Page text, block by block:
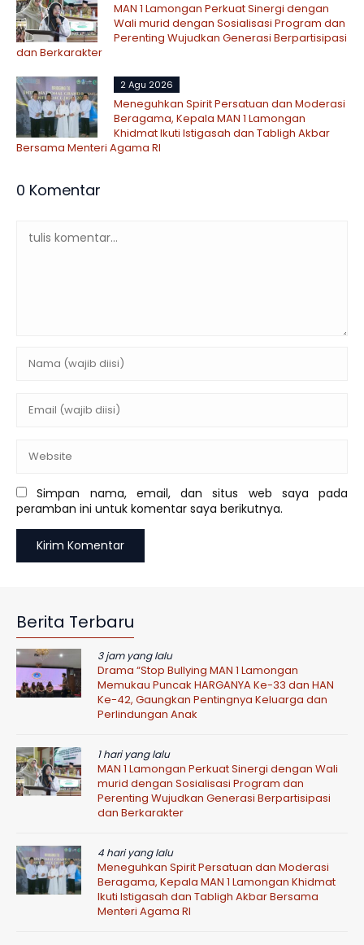
MAN 1 Lamongan Perkuat Sinergi dengan
Wali murid dengan Sosialisasi Program dan
Perenting Wujudkan Generasi Berpartisipasi
dan Berkarakter
2 Agu 2026
Meneguhkan Spirit Persatuan dan Moderasi
Beragama, Kepala MAN 1 Lamongan
Khidmat Ikuti Istigasah dan Tabligh Akbar
Bersama Menteri Agama RI
0 Komentar
Simpan nama, email, dan situs web saya pada
peramban ini untuk komentar saya berikutnya.
Berita Terbaru
3 jam yang lalu
Drama “Stop Bullying MAN 1 Lamongan
Memukau Puncak HARGANYA Ke-33 dan HAN
Ke-42, Gaungkan Pentingnya Keluarga dan
Perlindungan Anak
1 hari yang lalu
MAN 1 Lamongan Perkuat Sinergi dengan Wali
murid dengan Sosialisasi Program dan
Perenting Wujudkan Generasi Berpartisipasi
dan Berkarakter
4 hari yang lalu
Meneguhkan Spirit Persatuan dan Moderasi
Beragama, Kepala MAN 1 Lamongan Khidmat
Ikuti Istigasah dan Tabligh Akbar Bersama
Menteri Agama RI